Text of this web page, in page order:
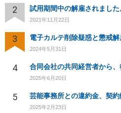
2 試用期間中の解雇されました
2021年11月22日
3 電子カルテ削除疑惑と懲戒
2024年5月31日
4
2025年6月20日
5 芸能事務所との違約金、契
2025年2月23日